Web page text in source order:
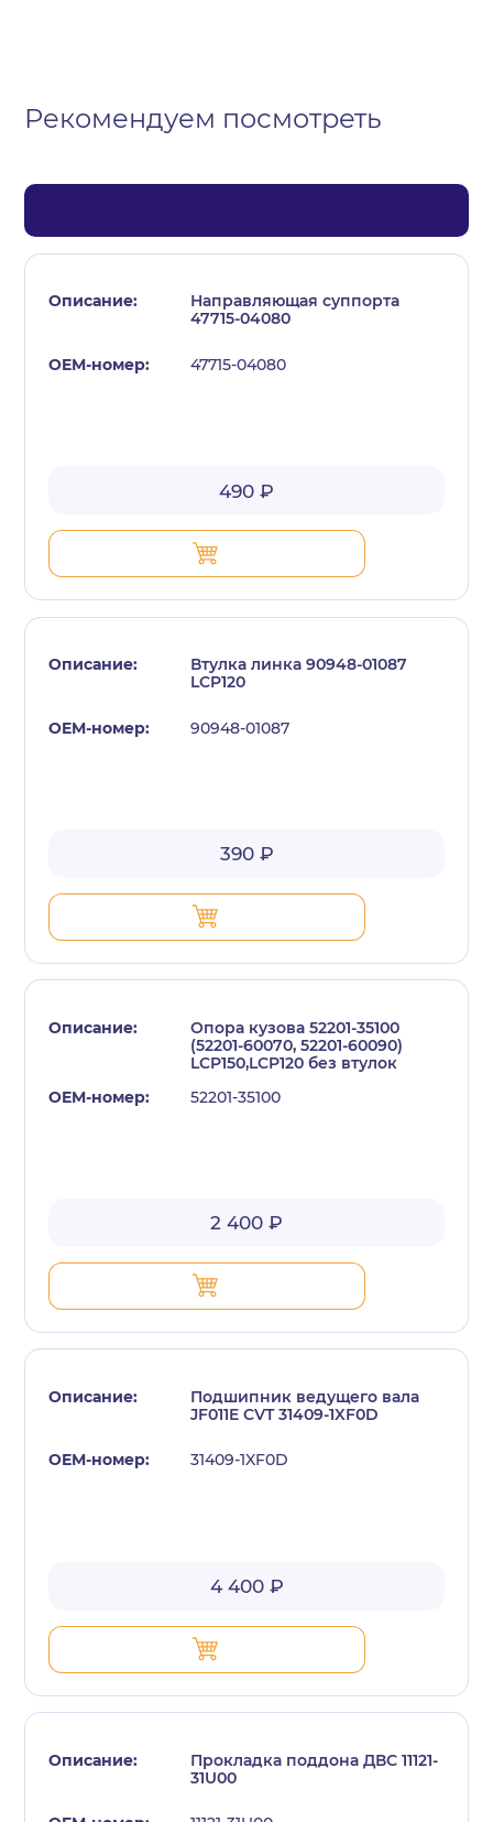
Рекомендуем посмотреть
Направляющая суппорта
47715-04080
47715-04080
490 ₽
Втулка линка 90948-01087
LCP120
90948-01087
390 ₽
Опора кузова 52201-35100
(52201-60070, 52201-60090)
LCP150,LCP120 без втулок
52201-35100
2 400 ₽
Подшипник ведущего вала
JF011E CVT 31409-1XF0D
31409-1XF0D
4 400 ₽
Прокладка поддона ДВС 11121-
31U00